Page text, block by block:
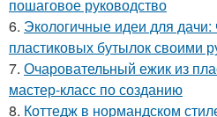
пошаговое руководство
6. Экологичные идеи для дачи:
пластиковых бутылок своими
7. Очаровательный ежик из
мастер-класс по созданию
8. Коттедж в нормандском